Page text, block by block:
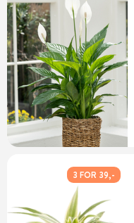
3 FOR 39,-